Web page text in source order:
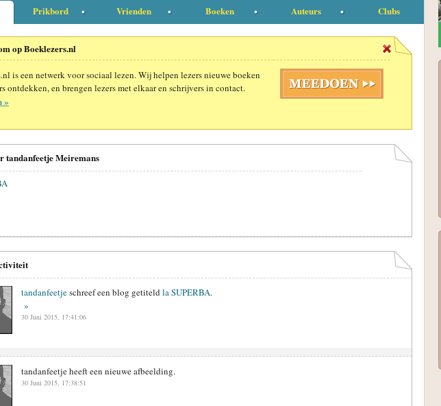
Prikbord Vrienden Boeken Auteurs Clubs
op Boeklezers.nl
is een netwerk voor sociaal lezen. Wij helpen lezers nieuwe boeken
ontdekken, en brengen lezers met elkaar en schrijvers in contact.
»
tandanfeetje Meiremans
tandanfeetjeschreef een blog getiteld la SUPERBA.
»
30 Juni 2015, 17:41:06
tandanfeetje heeft een nieuwe afbeelding.
30 Juni 2015, 17:38:51